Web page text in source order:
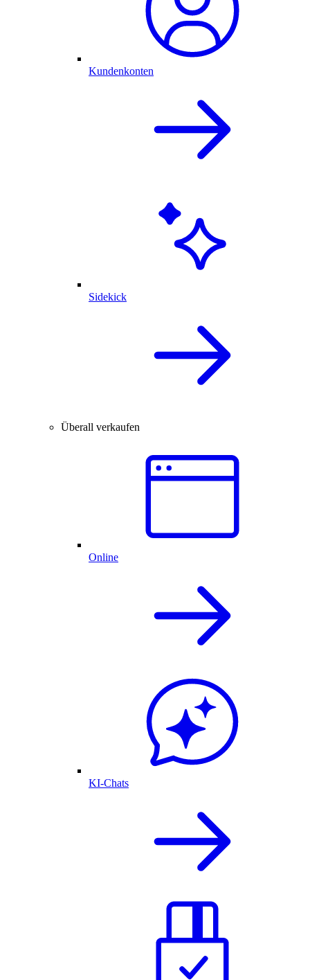
Kundenkonten
Sidekick
Überall verkaufen
Online
KI-Chats